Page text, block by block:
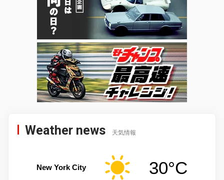
Weather news 天気情報
New York City 30°C